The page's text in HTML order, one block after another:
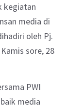
kegiatan
media di
oleh Pj.
sore, 28
PWI
media